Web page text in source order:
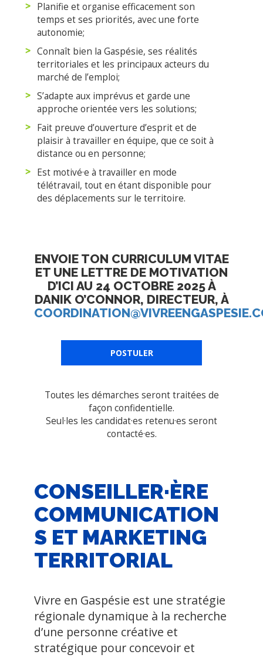
Planifie et organise efficacement son
temps et ses priorités, avec une forte
autonomie;
Connaît bien la Gaspésie, ses réalités
territoriales et les principaux acteurs du
marché de l’emploi;
S’adapte aux imprévus et garde une
approche orientée vers les solutions;
Fait preuve d’ouverture d’esprit et de
plaisir à travailler en équipe, que ce soit à
distance ou en personne;
Est motivé·e à travailler en mode
télétravail, tout en étant disponible pour
des déplacements sur le territoire.
ENVOIE TON CURRICULUM VITAE
ET UNE LETTRE DE MOTIVATION
D’ICI AU 24 OCTOBRE 2025 À
DANIK O’CONNOR, DIRECTEUR, À
POSTULER
Toutes les démarches seront traitées de
façon confidentielle.
Seul·les les candidat·es retenu·es seront
contacté·es.
CONSEILLER·ÈRE
COMMUNICATION
S ET MARKETING
TERRITORIAL
Vivre en Gaspésie est une stratégie
régionale dynamique à la recherche
d’une personne créative et
stratégique pour concevoir et